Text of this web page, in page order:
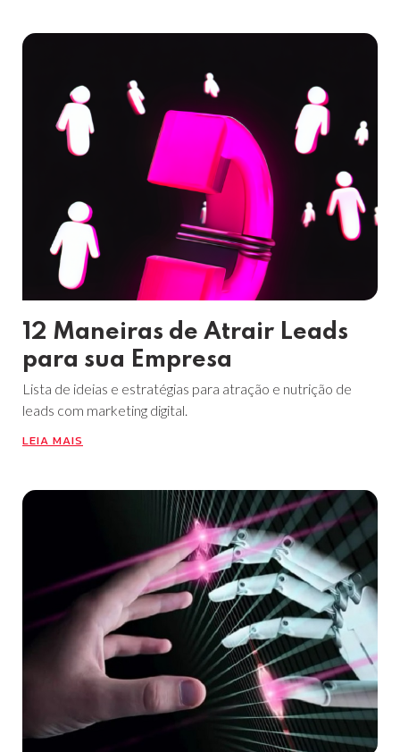
12 Maneiras de Atrair Leads
para sua Empresa
Lista de ideias e estratégias para atração e nutrição de
leads com marketing digital.
LEIA MAIS